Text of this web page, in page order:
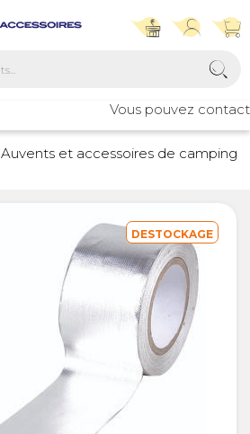
Vous pouvez
Auvents et accessoires de camping
DESTOCKAGE